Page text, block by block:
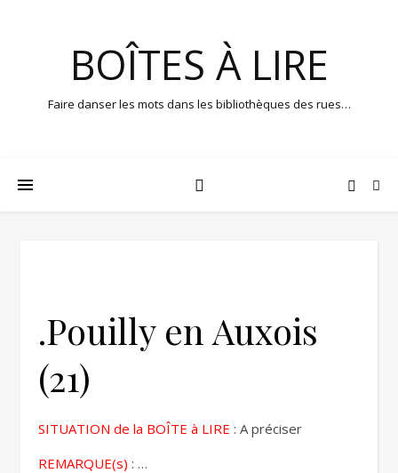
BOÎTES À LIRE
Faire danser les mots dans les bibliothèques des rues…
.Pouilly en Auxois
(21)
SITUATION de la BOÎTE à LIRE : A préciser
REMARQUE(s) : …